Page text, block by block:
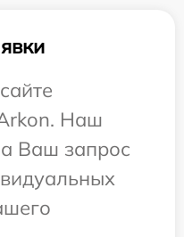
Наш
Ваш запрос